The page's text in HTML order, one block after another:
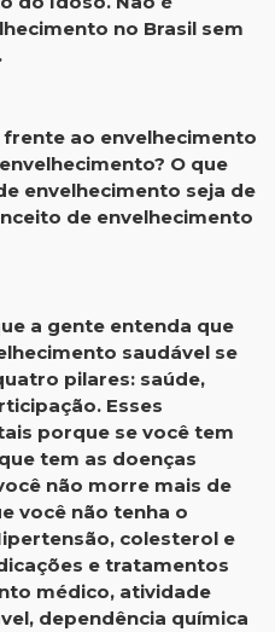
no Brasil sem
ao envelhecimento
O que
envelhecimento seja de
de envelhecimento
a gente entenda que
saudável se
pilares: saúde,
Esses
porque se você tem
tem as doenças
não morre mais de
você não tenha o
colesterol e
e tratamentos
médico, atividade
dependência química